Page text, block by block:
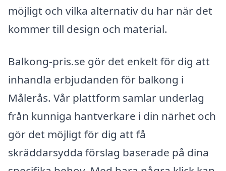
möjligt och vilka alternativ du har när det
kommer till design och material.
Balkong-pris.se gör det enkelt för dig att
inhandla erbjudanden för balkong i
Målerås. Vår plattform samlar underlag
från kunniga hantverkare i din närhet och
gör det möjligt för dig att få
skräddarsydda förslag baserade på dina